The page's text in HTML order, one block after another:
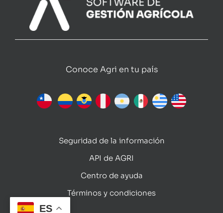
Conoce Agri en tu país
Seguridad de la información
API de AGRI
Centro de ayuda
Términos y condiciones
ES